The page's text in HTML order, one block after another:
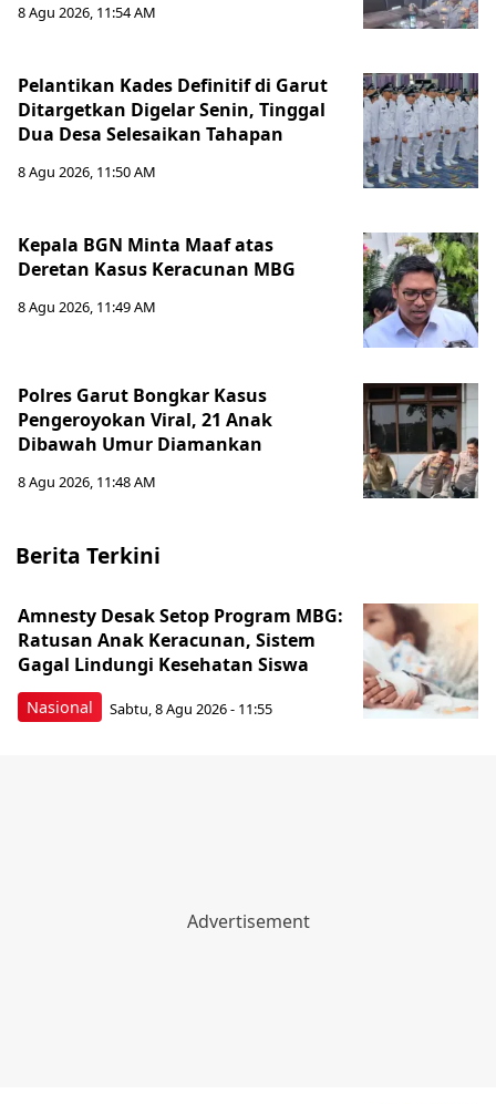
8 Agu 2026, 11:54 AM
Pelantikan Kades Definitif di Garut
Ditargetkan Digelar Senin, Tinggal
Dua Desa Selesaikan Tahapan
8 Agu 2026, 11:50 AM
Kepala BGN Minta Maaf atas
Deretan Kasus Keracunan MBG
8 Agu 2026, 11:49 AM
Polres Garut Bongkar Kasus
Pengeroyokan Viral, 21 Anak
Dibawah Umur Diamankan
8 Agu 2026, 11:48 AM
Berita Terkini
Nasional
Amnesty Desak Setop Program MBG:
Ratusan Anak Keracunan, Sistem
Gagal Lindungi Kesehatan Siswa
Sabtu, 8 Agu 2026 - 11:55